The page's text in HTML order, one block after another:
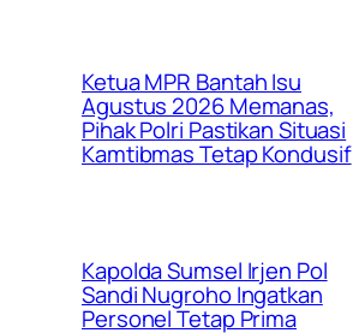
Ketua MPR Bantah Isu
Agustus 2026 Memanas,
Pihak Polri Pastikan Situasi
Kamtibmas Tetap Kondusif
Kapolda Sumsel Irjen Pol
Sandi Nugroho Ingatkan
Personel Tetap Prima